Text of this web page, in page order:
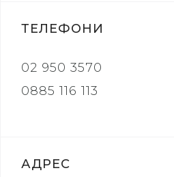
ТЕЛЕФОНИ
02 950 3570
0885 116 113
АДРЕС